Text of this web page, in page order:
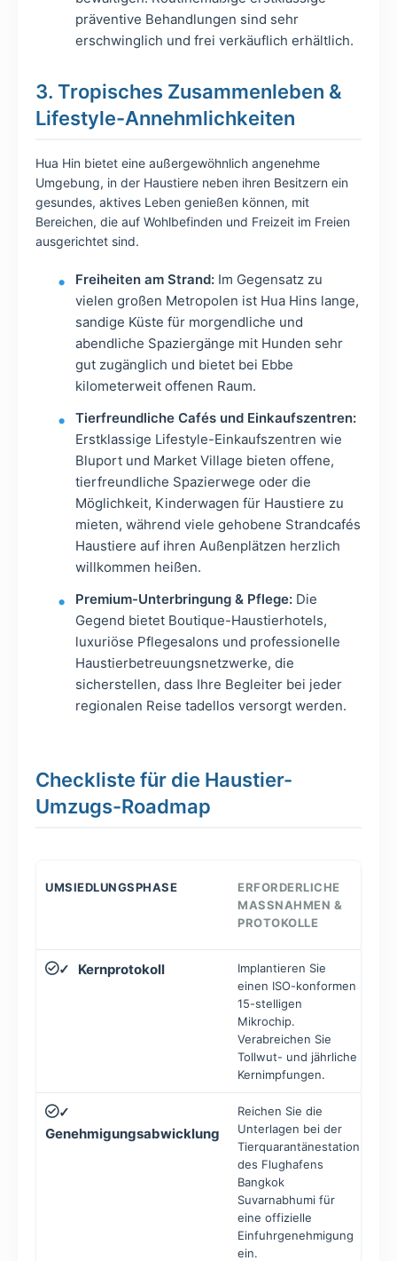
präventive Behandlungen sind sehr
erschwinglich und frei verkäuflich erhältlich.
3. Tropisches Zusammenleben &
Lifestyle-Annehmlichkeiten
Hua Hin bietet eine außergewöhnlich angenehme
Umgebung, in der Haustiere neben ihren Besitzern ein
gesundes, aktives Leben genießen können, mit
Bereichen, die auf Wohlbefinden und Freizeit im Freien
ausgerichtet sind.
Freiheiten am Strand: Im Gegensatz zu
vielen großen Metropolen ist Hua Hins lange,
sandige Küste für morgendliche und
abendliche Spaziergänge mit Hunden sehr
gut zugänglich und bietet bei Ebbe
kilometerweit offenen Raum.
Tierfreundliche Cafés und Einkaufszentren:
Erstklassige Lifestyle-Einkaufszentren wie
Bluport und Market Village bieten offene,
tierfreundliche Spazierwege oder die
Möglichkeit, Kinderwagen für Haustiere zu
mieten, während viele gehobene Strandcafés
Haustiere auf ihren Außenplätzen herzlich
willkommen heißen.
Premium-Unterbringung & Pflege: Die
Gegend bietet Boutique-Haustierhotels,
luxuriöse Pflegesalons und professionelle
Haustierbetreuungsnetzwerke, die
sicherstellen, dass Ihre Begleiter bei jeder
regionalen Reise tadellos versorgt werden.
Checkliste für die Haustier-
Umzugs-Roadmap
UMSIEDLUNGSPHASE
ERFORDERLICHE
MASSNAHMEN & P
ROTOKOLLE
✓ Kernprotokoll
Implantieren Sie
einen ISO-konformen
15-stelligen
Mikrochip.
Verabreichen Sie
Tollwut- und jährliche
Kernimpfungen.
✓
Genehmigungsabwicklung
Reichen Sie die
Unterlagen bei der
Tierquarantänestation
des Flughafens
Bangkok
Suvarnabhumi für
eine offizielle
Einfuhrgenehmigung
ein.